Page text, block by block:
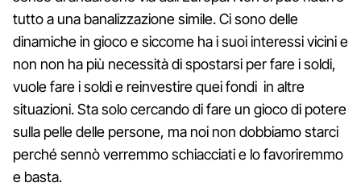
tutto a una banalizzazione simile. Ci sono delle
dinamiche in gioco e siccome ha i suoi interessi vicini e
non non ha più necessità di spostarsi per fare i soldi,
vuole fare i soldi e reinvestire quei fondi in altre
situazioni. Sta solo cercando di fare un gioco di potere
sulla pelle delle persone, ma noi non dobbiamo starci
perché sennò verremmo schiacciati e lo favoriremmo
e basta.